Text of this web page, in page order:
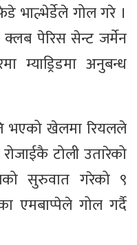
भाल्भेर्डेले गोल गरे ।
क्लब पेरिस सेन्ट जर्मेन
म्याड्रिडमा अनुबन्ध
भएको खेलमा रियलले
टोली उतारेको
सुरुवात गरेको ९
एमबाप्पेले गोल गर्दै